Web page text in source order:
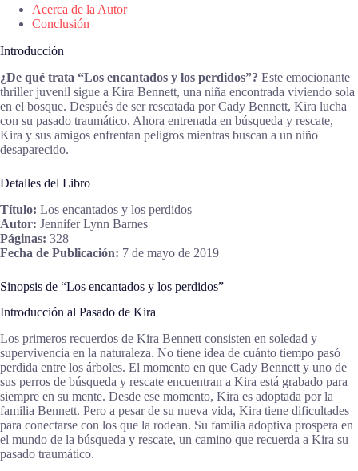
Acerca de la Autor
Conclusión
Introducción
¿De qué trata “Los encantados y los perdidos”? Este emocionante
thriller juvenil sigue a Kira Bennett, una niña encontrada viviendo sola
en el bosque. Después de ser rescatada por Cady Bennett, Kira lucha
con su pasado traumático. Ahora entrenada en búsqueda y rescate,
Kira y sus amigos enfrentan peligros mientras buscan a un niño
desaparecido.
Detalles del Libro
Título: Los encantados y los perdidos
Autor: Jennifer Lynn Barnes
Páginas: 328
Fecha de Publicación: 7 de mayo de 2019
Sinopsis de “Los encantados y los perdidos”
Introducción al Pasado de Kira
Los primeros recuerdos de Kira Bennett consisten en soledad y
supervivencia en la naturaleza. No tiene idea de cuánto tiempo pasó
perdida entre los árboles. El momento en que Cady Bennett y uno de
sus perros de búsqueda y rescate encuentran a Kira está grabado para
siempre en su mente. Desde ese momento, Kira es adoptada por la
familia Bennett. Pero a pesar de su nueva vida, Kira tiene dificultades
para conectarse con los que la rodean. Su familia adoptiva prospera en
el mundo de la búsqueda y rescate, un camino que recuerda a Kira su
pasado traumático.